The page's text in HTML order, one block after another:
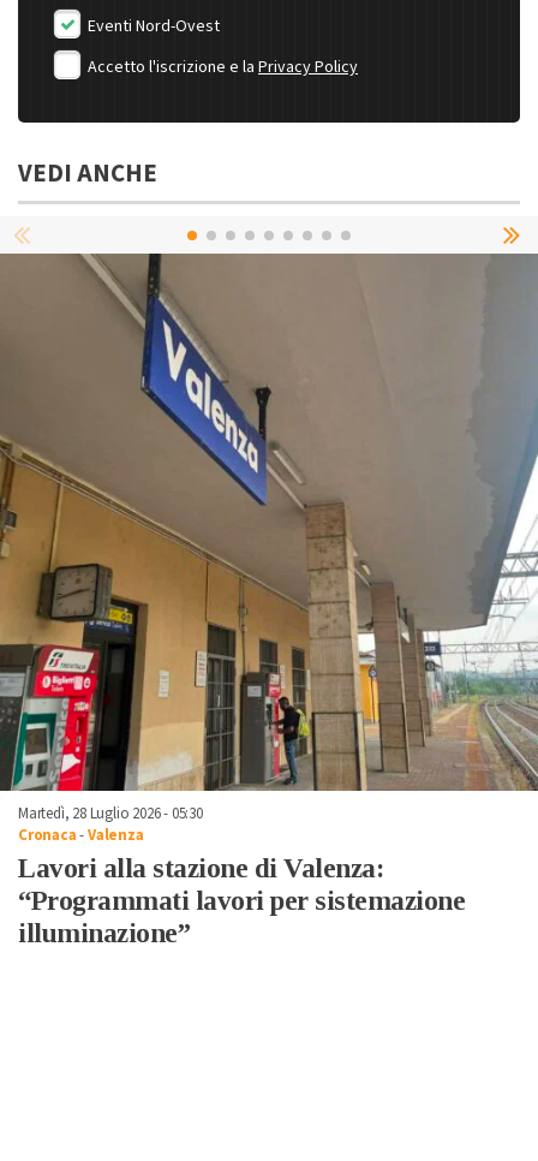
Eventi Nord-Ovest
Accetto l'iscrizione e la Privacy Policy
VEDI ANCHE
Martedì, 28 Luglio 2026 - 05:30
Cronaca-Valenza
Lavori alla stazione di Valenza:
“Programmati lavori per sistemazione
illuminazione”